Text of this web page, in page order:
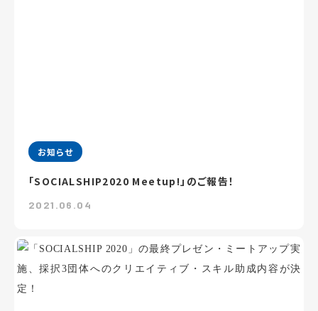
お知らせ
「SOCIALSHIP2020 Meetup!」のご報告！
2021.06.04